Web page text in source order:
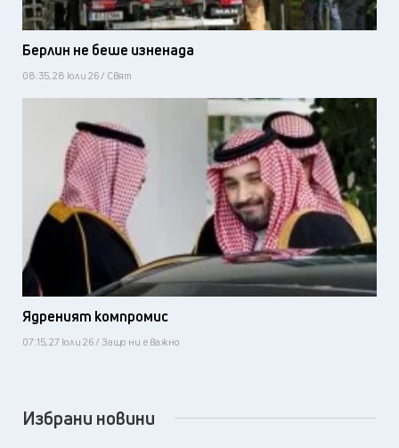
Берлин не беше изненада
08:35, 28 юли 26 / Свят
Ядреният компромис
07:15, 27 юли 26 / Защо ни е важно
Избрани новини